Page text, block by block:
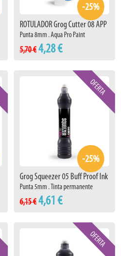
-25%
ROTULADOR Grog Cutter 08 APP
Punta 8mm . Aqua Pro Paint
5,70 € 4,28 €
-25%
Grog Squeezer 05 Buff Proof Ink
Punta 5mm . Tinta permanente
6,15 € 4,61 €